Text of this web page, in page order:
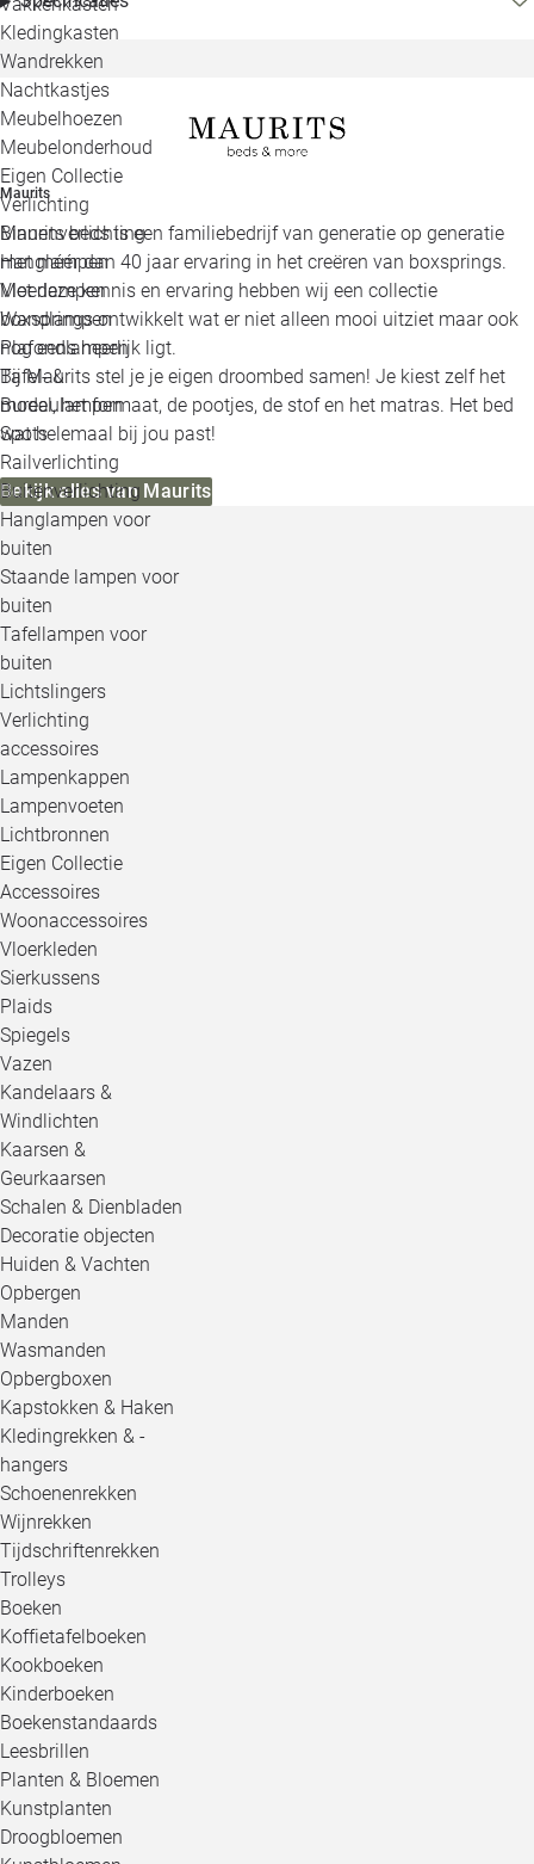
Kledingkasten
Wandrekken
Nachtkastjes
Meubelhoezen
Meubelonderhoud
Eigen Collectie
Verlichting
Binnenverlichting
Hanglampen
Vloerlampen
Wandlampen
Plafondlampen
Tafel- &
Bureaulampen
Spots
Railverlichting
Buitenverlichting
Hanglampen voor
buiten
Staande lampen voor
buiten
Tafellampen voor
buiten
Lichtslingers
Verlichting
accessoires
Lampenkappen
Lampenvoeten
Lichtbronnen
Eigen Collectie
Accessoires
Woonaccessoires
Vloerkleden
Sierkussens
Plaids
Spiegels
Vazen
Kandelaars &
Windlichten
Kaarsen &
Geurkaarsen
Schalen & Dienbladen
Decoratie objecten
Huiden & Vachten
Opbergen
Manden
Wasmanden
Opbergboxen
Kapstokken & Haken
Kledingrekken & -
hangers
Schoenenrekken
Wijnrekken
Tijdschriftenrekken
Trolleys
Boeken
Koffietafelboeken
Kookboeken
Kinderboeken
Boekenstandaards
Leesbrillen
Planten & Bloemen
Kunstplanten
Droogbloemen
Maurits
Maurits beds is een familiebedrijf van generatie op generatie
met méér dan 40 jaar ervaring in het creëren van boxsprings.
Met deze kennis en ervaring hebben wij een collectie
boxsprings ontwikkelt wat er niet alleen mooi uitziet maar ook
nog eens heerlijk ligt.
Bij Maurits stel je je eigen droombed samen! Je kiest zelf het
model, het formaat, de pootjes, de stof en het matras. Het bed
wat helemaal bij jou past!
Bekijk alles van Maurits